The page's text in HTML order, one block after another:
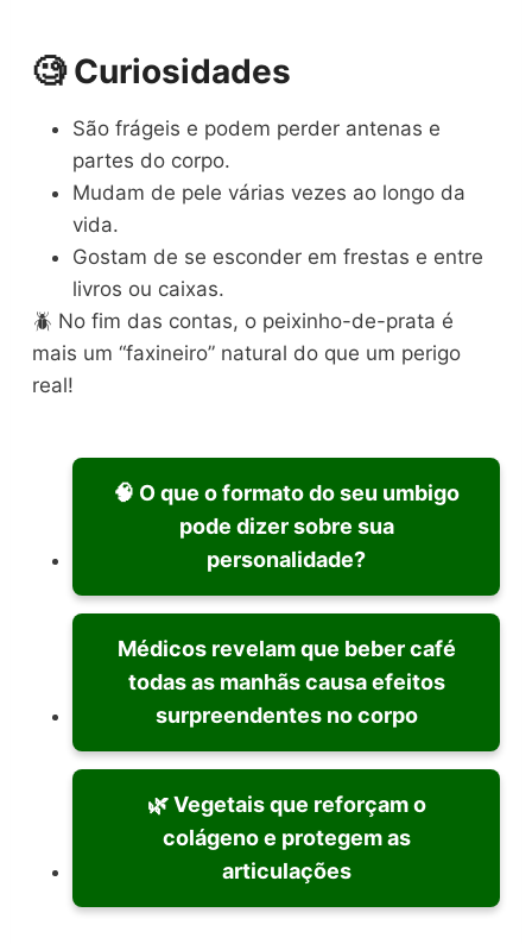
🧐 Curiosidades
São frágeis e podem perder antenas e
partes do corpo.
Mudam de pele várias vezes ao longo da
vida.
Gostam de se esconder em frestas e entre
livros ou caixas.
🪲 No fim das contas, o peixinho-de-prata é
mais um “faxineiro” natural do que um perigo
real!
🧠 O que o formato do seu umbigo
pode dizer sobre sua
personalidade?
Médicos revelam que beber café
todas as manhãs causa efeitos
surpreendentes no corpo
🌿 Vegetais que reforçam o
colágeno e protegem as
articulações